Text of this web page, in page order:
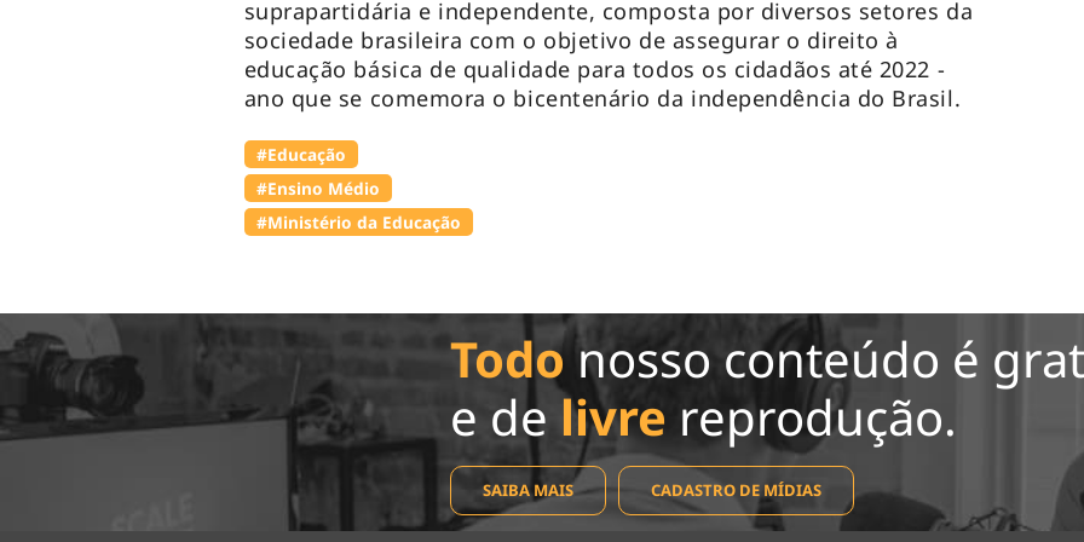
suprapartidária e independente, composta por diversos setores da
sociedade brasileira com o objetivo de assegurar o direito à
educação básica de qualidade para todos os cidadãos até 2022 -
ano que se comemora o bicentenário da independência do Brasil.
#Educação
#Ensino Médio
#Ministério da Educação
Todonosso conteúdo é
e de livre reprodução.
SAIBA MAIS CADASTRO DE MÍDIAS